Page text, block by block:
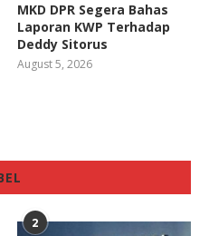
MKD DPR Segera Bahas
Laporan KWP Terhadap
Deddy Sitorus
August 5, 2026
2